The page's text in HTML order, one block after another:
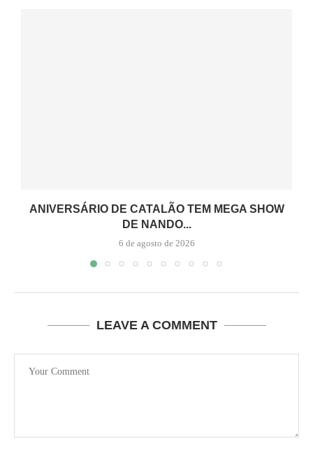
ANIVERSÁRIO DE CATALÃO TEM MEGA SHOW
DE NANDO...
6 de agosto de 2026
LEAVE A COMMENT